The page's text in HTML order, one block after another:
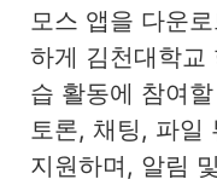
모스 앱을 다운
하게 김천대학교
습 활동에 참여
토론, 채팅, 파일
지원하며, 알림